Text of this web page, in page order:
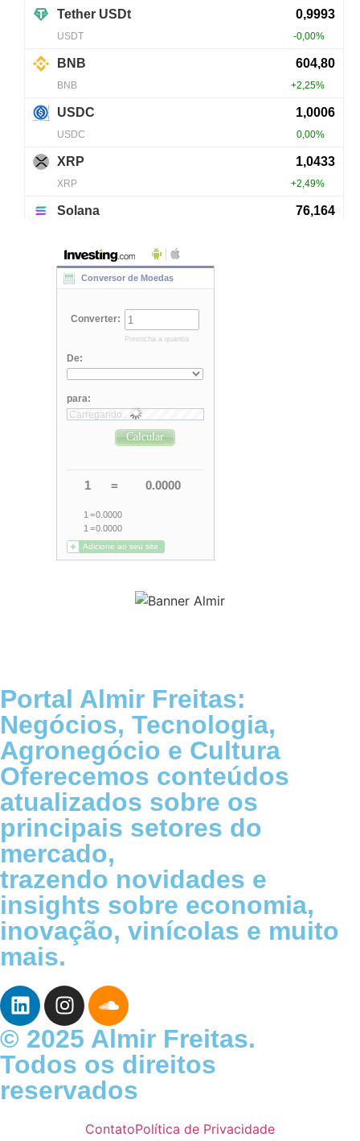
Portal Almir Freitas:
Negócios, Tecnologia,
Agronegócio e Cultura
Oferecemos conteúdos
atualizados sobre os
principais setores do
mercado,
trazendo novidades e
insights sobre economia,
inovação, vinícolas e muito
mais.
© 2025 Almir Freitas.
Todos os direitos
reservados
ContatoPolítica de Privacidade